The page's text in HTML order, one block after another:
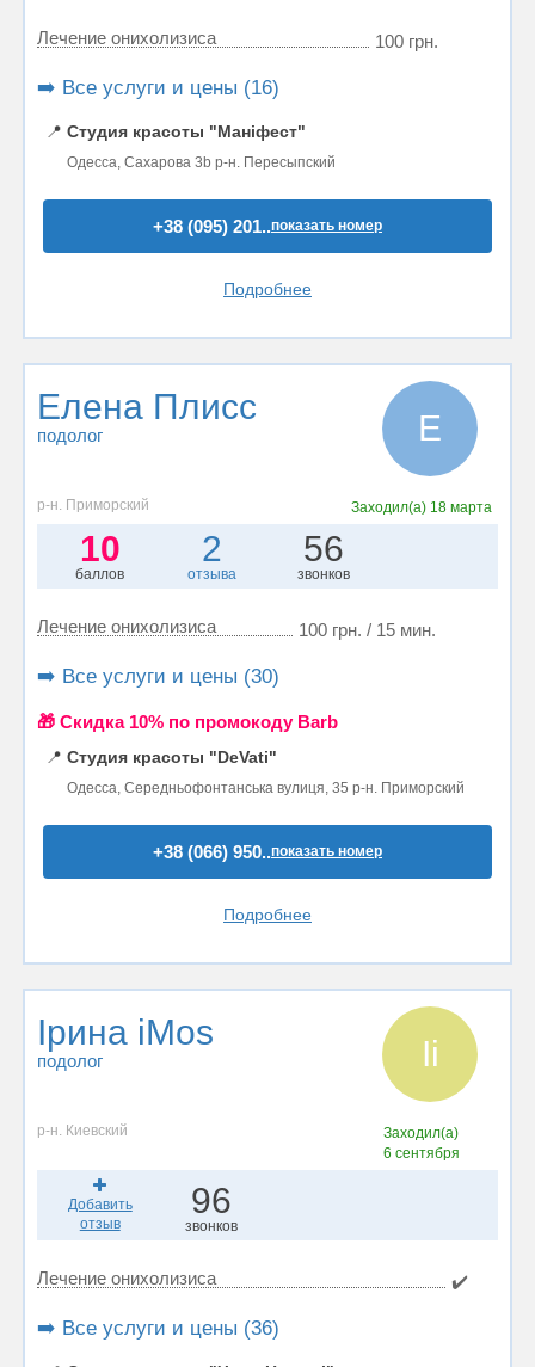
Лечение онихолизиса 100 грн.
➡️ Все услуги и цены (16)
📍 Студия красоты "Маніфест"
Одесса, Сахарова 3b р-н. Пересыпский
+38 (095) 201..показать номер
Подробнее
Елена Плисс
подолог Е
р-н. Приморский Заходил(а) 18 марта
10
баллов
2
отзыва
56
звонков
Лечение онихолизиса 100 грн. / 15 мин.
➡️ Все услуги и цены (30)
🎁 Cкидка 10% по промокоду Barb
📍 Студия красоты "DeVati"
Одесса, Середньофонтанська вулиця, 35 р-н. Приморский
+38 (066) 950..показать номер
Подробнее
Ірина iMos
подолог Іi
р-н. Киевский
Заходил(а)
6 сентября
Добавить
отзыв
96
звонков
Лечение онихолизиса ✔️
➡️ Все услуги и цены (36)